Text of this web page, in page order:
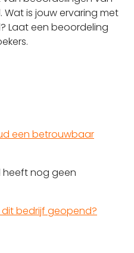
Wat is jouw ervaring met
Laat een beoordeling
een betrouwbaar
heeft nog geen
bedrijf geopend?